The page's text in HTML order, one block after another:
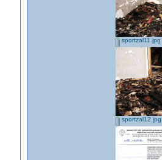
sportzal11.jpg
sportzal12.jpg